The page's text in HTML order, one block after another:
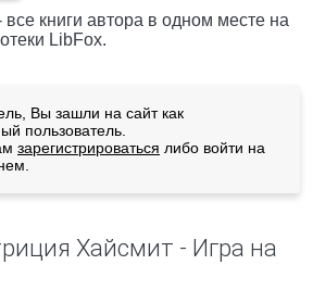
книги автора в одном месте на
LibFox.
Вы зашли на сайт как
пользователь.
зарегистрироваться либо войти на
Хайсмит - Игра на